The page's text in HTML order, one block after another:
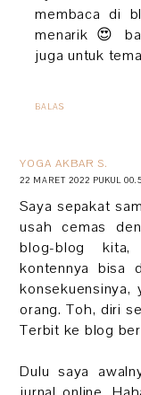
membaca di
menarik 😍
juga untuk
BALAS
YOGA AKBAR S.
22 MARET 2022 PUKUL
Saya sepakat
usah cemas
blog-blog
kontennya bisa
konsekuensinya,
orang. Toh, diri
Terbit ke blog
Dulu saya